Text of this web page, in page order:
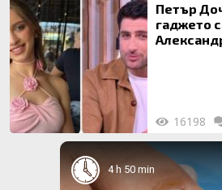
Петър
гаджето
16198
4 h 50 min